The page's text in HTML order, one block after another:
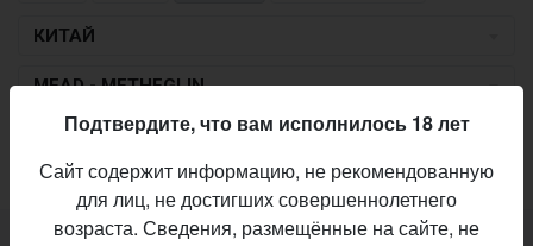
КИТАЙ
MEAD - METHEGLIN
Пиво по заданным критериям не найдено
Подтвердите, что вам исполнилось 18 лет
Сайт содержит информацию, не рекомендованную
для лиц, не достигших совершеннолетнего
возраста. Сведения, размещённые на сайте, не